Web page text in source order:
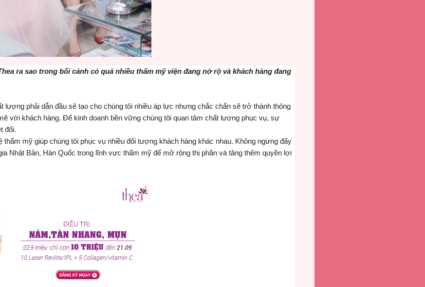
ra sao trong bối cảnh có quá nhiều thẩm mỹ viện đang nở rộ và khách hàng đang
lượng phải dẫn đầu sẽ tạo cho chúng tôi nhiều áp lực nhưng chắc chắn sẽ trở thành thông
với khách hàng. Để kinh doanh bền vững chúng tôi quan tâm chất lượng phục vụ, sự
đối.
thẩm mỹ giúp chúng tôi phục vụ nhiều đối tượng khách hàng khác nhau. Không ngừng đẩy
Nhật Bản, Hàn Quốc trong lĩnh vực thẩm mỹ để mở rộng thị phần và tăng thêm quyền lợi